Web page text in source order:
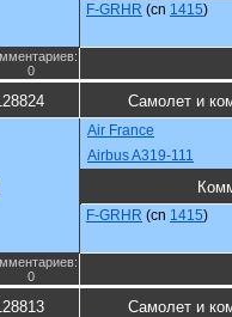
F-GRHR (cn 1415)
0
Самолет и
Air France
Airbus A319-111
F-GRHR (cn 1415)
0
Самолет и